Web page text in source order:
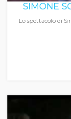
SIMONE
Lo spettacolo di